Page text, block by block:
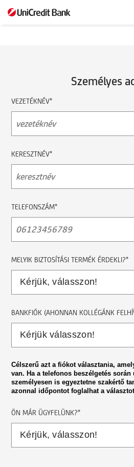
Generali
biztosítás
Személyes
VEZETÉKNÉV*
KERESZTNÉV*
TELEFONSZÁM*
MELYIK BIZTOSÍTÁSI TERMÉK ÉRDEKLI?*
BANKFIÓK (AHONNAN KOLLÉGÁNK
Célszerű azt a fiókot választania,
van. Ha a telefonos beszélgetés
személyesen is egyeztetne szakértő
azonnal időpontot foglalhat a
ÖN MÁR ÜGYFELÜNK?*